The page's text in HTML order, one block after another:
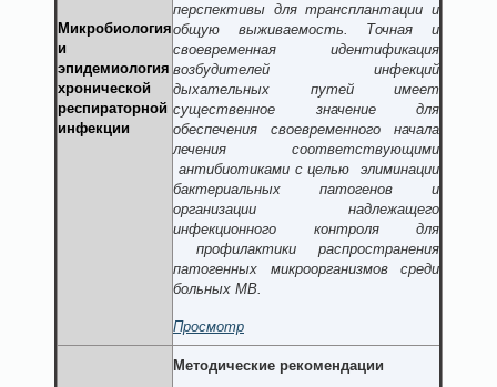
Микробиология
и
эпидемиология
хронической
респираторной
инфекции
перспективы для трансплантации и
общую выживаемость. Точная и
своевременная идентификация
возбудителей инфекций
дыхательных путей имеет
существенное значение для
обеспечения своевременного начала
лечения соответствующими
антибиотиками с целью элиминации
бактериальных патогенов и
организации надлежащего
инфекционного контроля для
профилактики распространения
патогенных микроорганизмов среди
больных МВ.
Просмотр
Методические рекомендации